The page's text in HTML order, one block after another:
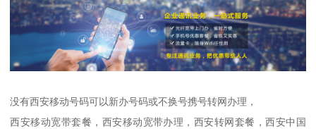
没有西安移动号码可以新办号码或不换号携号转网办理，
西安移动宽带套餐，西安移动宽带办理，西安转网套餐，西安中国